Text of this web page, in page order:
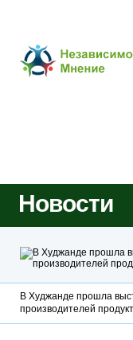
Новости
В Худжанде прошла
производителей